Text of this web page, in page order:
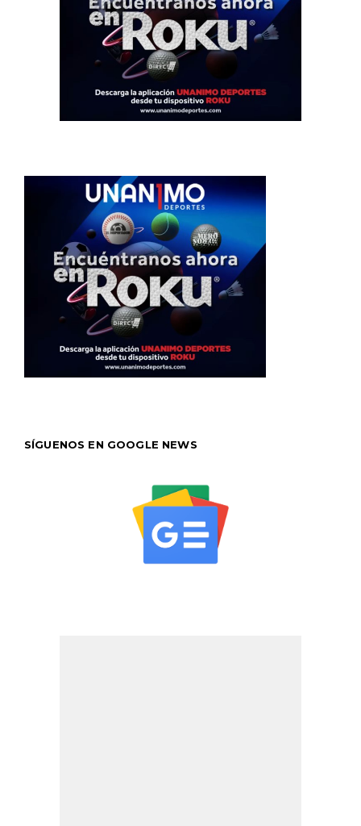
SÍGUENOS EN GOOGLE NEWS